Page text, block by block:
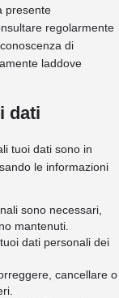
presente
regolarmente
di
laddove
dati
tuoi dati sono in
le informazioni
sono necessari,
mantenuti.
dati personali dei
cancellare o